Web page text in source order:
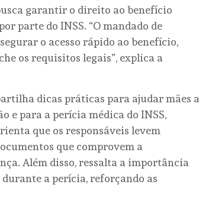
garantir o direito ao benefício
parte do INSS. “O mandado de
o acesso rápido ao benefício,
os requisitos legais”, explica a
dicas práticas para ajudar mães a
e para a perícia médica do INSS,
que os responsáveis levem
que comprovem a
Além disso, ressalta a importância
a perícia, reforçando as